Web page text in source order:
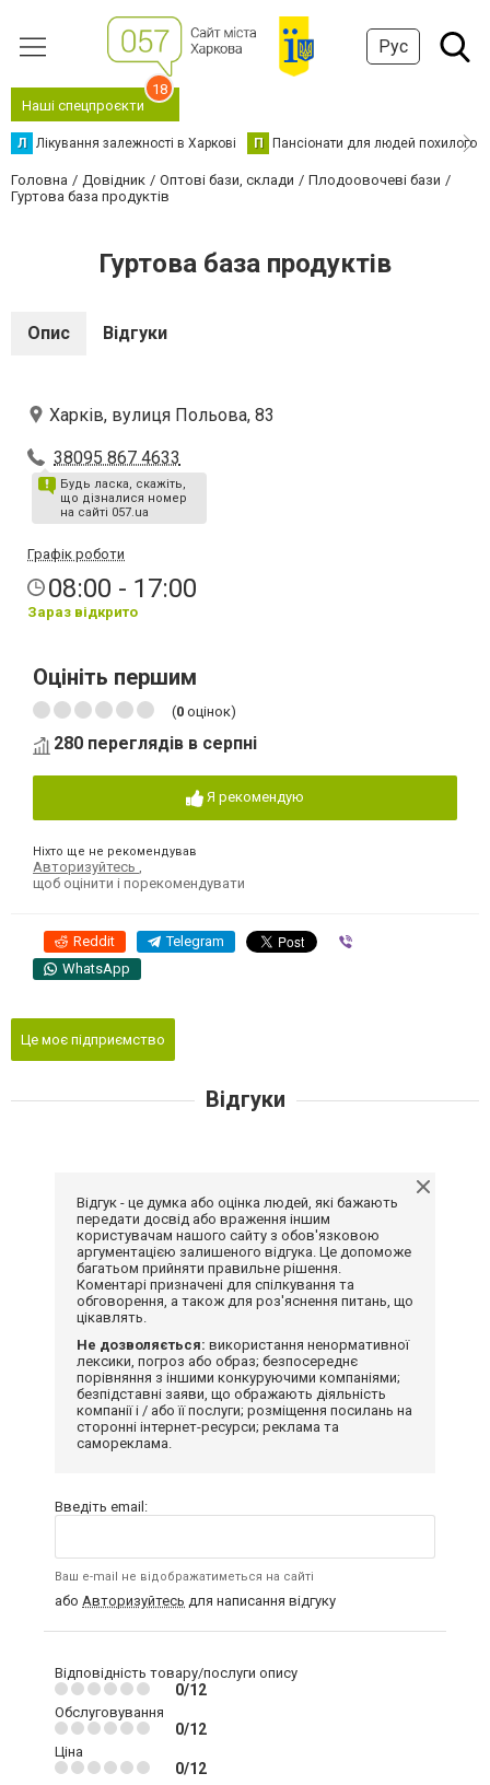
Рус
Наші спецпроєкти
18
Л Лікування залежності в Харкові П Пансіонати для людей похилого
Головна Довідник Оптові бази, склади
Плодоовочеві бази
Гуртова база продуктів
Гуртова база продуктів
Опис Відгуки
Харків, вулиця Польова, 83
38095 867 4633
Будь ласка, скажіть,
що дізналися номер
на сайті 057.ua
Графік роботи
08:00 - 17:00
Зараз відкрито
Оцініть першим
(0 оцінок)
280 переглядів в серпні
Я рекомендую
Ніхто ще не рекомендував
Авторизуйтесь
щоб оцінити і порекомендувати
Reddit Telegram
WhatsApp
Це моє підприємство
Відгуки
Відгук - це думка або оцінка людей, які бажають
передати досвід або враження іншим
користувачам нашого сайту з обов'язковою
аргументацією залишеного відгука. Це допоможе
багатьом прийняти правильне рішення.
Коментарі призначені для спілкування та
обговорення, а також для роз'яснення питань, що
цікавлять.
Не дозволяється: використання ненормативної
лексики, погроз або образ; безпосереднє
порівняння з іншими конкуруючими компаніями;
безпідставні заяви, що ображають діяльність
компанії і / або її послуги; розміщення посилань на
сторонні інтернет-ресурси; реклама та
самореклама.
Введіть email:
Ваш e-mail не відображатиметься на сайті
або Авторизуйтесь для написання відгуку
Відповідність товару/послуги опису
0/12
Обслуговування
0/12
Ціна
0/12